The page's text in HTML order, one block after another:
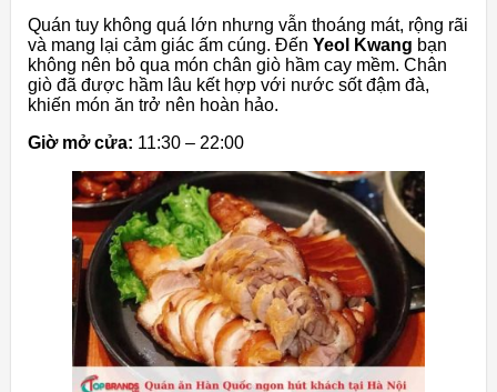
Quán tuy không quá lớn nhưng vẫn thoáng mát, rộng rãi
và mang lại cảm giác ấm cúng. Đến Yeol Kwang bạn
không nên bỏ qua món chân giò hầm cay mềm. Chân
giò đã được hầm lâu kết hợp với nước sốt đậm đà,
khiến món ăn trở nên hoàn hảo.
Giờ mở cửa: 11:30 – 22:00